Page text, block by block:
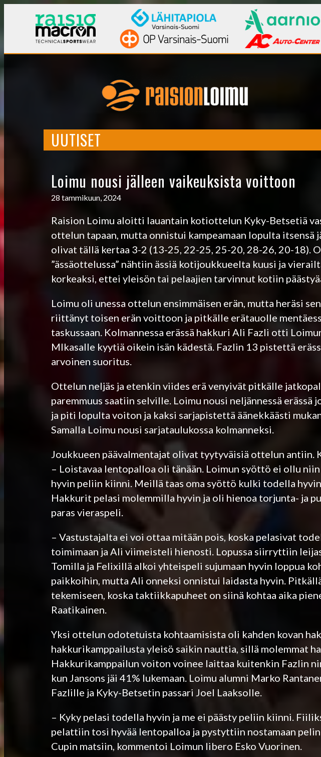
UUTISET
Loimu nousi jälleen vaikeuksista voittoon
28 tammikuun, 2024
Raision Loimu aloitti lauantain kotiottelun Kyky-Betsetiä
ottelun tapaan, mutta onnistui kampeamaan lopulta
olivat tällä kertaa 3-2 (13-25, 22-25, 25-20, 28-26, 20-18).
”ässäottelussa” nähtiin ässiä kotijoukkueelta kuusi ja
korkeaksi, ettei yleisön tai pelaajien tarvinnut kotiin
Loimu oli unessa ottelun ensimmäisen erän, mutta heräsi
riittänyt toisen erän voittoon ja pitkälle erätauolle
taskussaan. Kolmannessa erässä hakkuri Ali Fazli otti
MIkasalle kyytiä oikein isän kädestä. Fazlin 13 pistettä
arvoinen suoritus.
Ottelun neljäs ja etenkin viides erä venyivät pitkälle
paremmuus saatiin selville. Loimu nousi neljännessä
ja piti lopulta voiton ja kaksi sarjapistettä äänekkäästi
Samalla Loimu nousi sarjataulukossa kolmanneksi.
Joukkueen päävalmentajat olivat tyytyväisiä ottelun antiin.
– Loistavaa lentopalloa oli tänään. Loimun syöttö ei ollu
hyvin peliin kiinni. Meillä taas oma syöttö kulki todella
Hakkurit pelasi molemmilla hyvin ja oli hienoa torjunta- ja
paras vieraspeli.
– Vastustajalta ei voi ottaa mitään pois, koska pelasivat
toimimaan ja Ali viimeisteli hienosti. Lopussa siirryttiin
Tomilla ja Felixillä alkoi yhteispeli sujumaan hyvin loppua
paikkoihin, mutta Ali onneksi onnistui laidasta hyvin.
tekemiseen, koska taktiikkapuheet on siinä kohtaa aika
Raatikainen.
Yksi ottelun odotetuista kohtaamisista oli kahden kovan
hakkurikamppailusta yleisö saikin nauttia, sillä molemmat
Hakkurikamppailun voiton voinee laittaa kuitenkin Fazlin
kun Jansons jäi 41% lukemaan. Loimu alumni Marko
Fazlille ja Kyky-Betsetin passari Joel Laaksolle.
– Kyky pelasi todella hyvin ja me ei päästy peliin kiinni.
pelattiin tosi hyvää lentopalloa ja pystyttiin nostamaan
Cupin matsiin, kommentoi Loimun libero Esko Vuorinen.